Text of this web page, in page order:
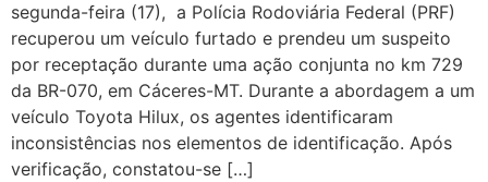
segunda-feira (17), a Polícia Rodoviária Federal (PRF)
recuperou um veículo furtado e prendeu um suspeito
por receptação durante uma ação conjunta no km 729
da BR-070, em Cáceres-MT. Durante a abordagem a um
veículo Toyota Hilux, os agentes identificaram
inconsistências nos elementos de identificação. Após
verificação, constatou-se […]